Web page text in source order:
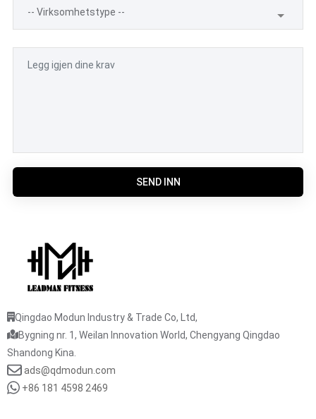
SEND INN
Qingdao Modun Industry & Trade Co, Ltd,
Bygning nr. 1, Weilan Innovation World, Chengyang Qingdao
Shandong Kina.
ads@qdmodun.com
+86 181 4598 2469